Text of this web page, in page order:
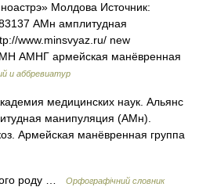
Молдова Источник:
АМн амплитудная
www.minsvyaz.ru/ new
АМНГ армейская манёвренная
и аббревиатур
медицинских наук. Альянс
манипуляция (АМн).
Армейская манёвренная группа
роду …
Орфографічний словник